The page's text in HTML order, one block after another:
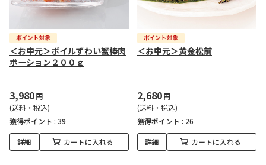
＜お中元＞ボイルずわい蟹棒肉
ポーション２００ｇ
3,980円
(送料・税込)
獲得ポイント : 39
詳細 カートに入れる
＜お中元＞黄金松前
2,680円
(送料・税込)
獲得ポイント : 26
詳細 カートに入れる